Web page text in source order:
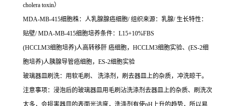
cholera toxin）
MDA-MB-415细胞株：人乳腺腺癌细胞/ 组织来源：乳腺/ 生长特性：
贴壁/ MDA-MB-415细胞培养条件：L15+10%FBS
(HCCLM3细胞培养)人高转移肝 癌细胞，HCCLM3细胞实验、(ES-2细
胞培养)人胰腺导管癌细胞，ES-2细胞实验
玻璃器皿刷洗：用软毛刷、 洗涤剂，刷去器皿上的杂质，冲洗晾干。
注意事项：浸泡后的玻璃器皿用毛刷沾洗涤剂去器皿上的杂质、刷洗次
太多，会损害器皿的表面光洁度，洗涤剂有使pH上升的趋势，所以易